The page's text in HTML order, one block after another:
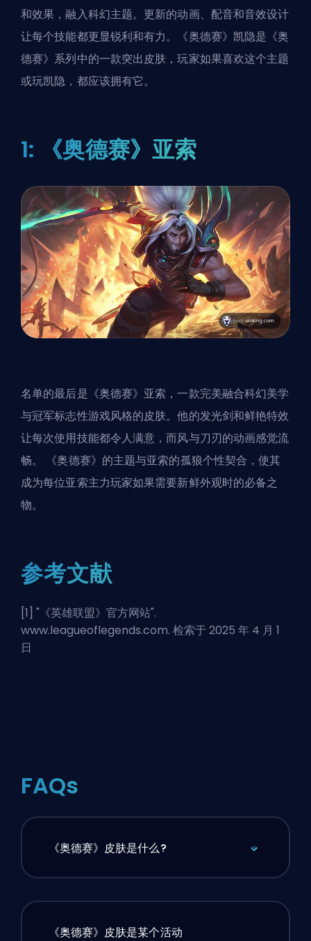
和效果，融入科幻主题。更新的动画、配音和音效设计
让每个技能都更显锐利和有力。《奥德赛》凯隐是《奥
德赛》系列中的一款突出皮肤，玩家如果喜欢这个主题
或玩凯隐，都应该拥有它。
1: 《奥德赛》亚索
名单的最后是《奥德赛》亚索，一款完美融合科幻美学
与冠军标志性游戏风格的皮肤。他的发光剑和鲜艳特效
让每次使用技能都令人满意，而风与刀刃的动画感觉流
畅。 《奥德赛》的主题与亚索的孤狼个性契合，使其
成为每位亚索主力玩家如果需要新鲜外观时的必备之
物。
参考文献
[1] " 《英雄联盟》官方网站".
www.leagueoflegends.com. 检索于 2025 年 4 月 1
日
FAQs
《奥德赛》皮肤是什么?
《奥德赛》皮肤是某个活动